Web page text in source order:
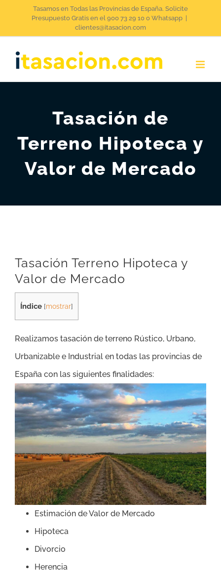
Tasamos en Todas las Provincias de España. Solicite
Presupuesto Gratis en el 900 73 29 10 o Whatsapp
clientes@itasacion.com
Tasación de
Terreno Hipoteca y
Valor de Mercado
Tasación Terreno Hipoteca y
Valor de Mercado
Índice [mostrar]
Realizamos tasación de terreno Rústico, Urbano,
Urbanizable e Industrial en todas las provincias de
España con las siguientes finalidades:
Estimación de Valor de Mercado
Hipoteca
Divorcio
Herencia